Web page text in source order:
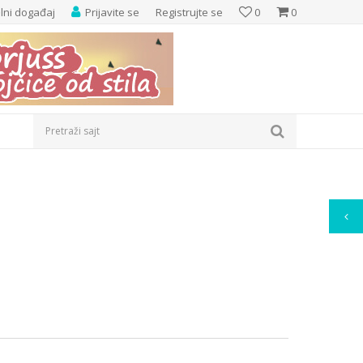
0
0
Prijavite se Registrujte se
događaj
Pretraži sajt